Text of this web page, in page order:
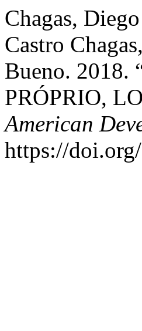
Chagas,
Castro
Bueno.
PRÓPRIO,
American
https://